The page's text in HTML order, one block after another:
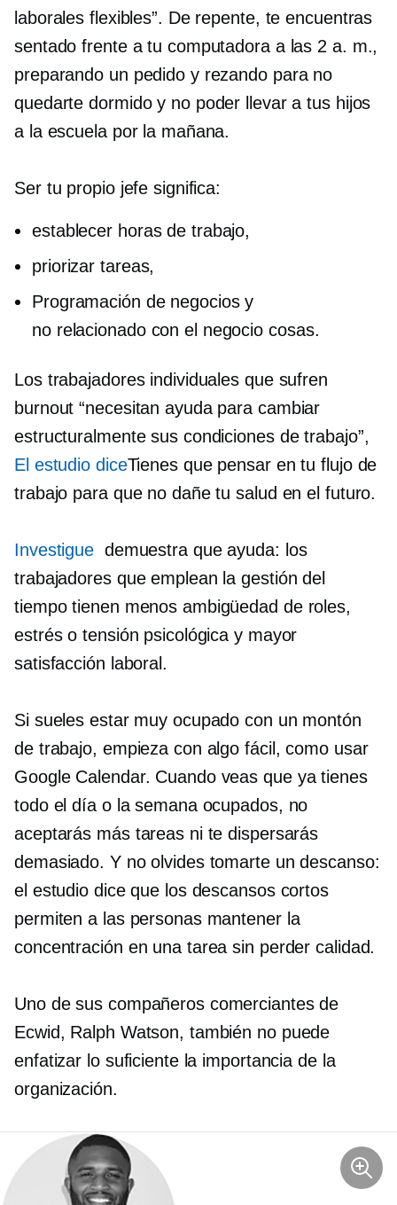
laborales flexibles”. De repente, te encuentras
sentado frente a tu computadora a las 2 a. m.,
preparando un pedido y rezando para no
quedarte dormido y no poder llevar a tus hijos
a la escuela por la mañana.
Ser tu propio jefe significa:
establecer horas de trabajo,
priorizar tareas,
Programación de negocios y
no relacionado con el negocio cosas.
Los trabajadores individuales que sufren
burnout “necesitan ayuda para cambiar
estructuralmente sus condiciones de trabajo”,
El estudio diceTienes que pensar en tu flujo de
trabajo para que no dañe tu salud en el futuro.
Investigue demuestra que ayuda: los
trabajadores que emplean la gestión del
tiempo tienen menos ambigüedad de roles,
estrés o tensión psicológica y mayor
satisfacción laboral.
Si sueles estar muy ocupado con un montón
de trabajo, empieza con algo fácil, como usar
Google Calendar. Cuando veas que ya tienes
todo el día o la semana ocupados, no
aceptarás más tareas ni te dispersarás
demasiado. Y no olvides tomarte un descanso:
el estudio dice que los descansos cortos
permiten a las personas mantener la
concentración en una tarea sin perder calidad.
Uno de sus compañeros comerciantes de
Ecwid, Ralph Watson, también no puede
enfatizar lo suficiente la importancia de la
organización.